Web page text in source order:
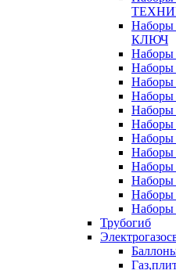
КЛЮЧ
Наборы
Наборы
Наборы
Наборы
Наборы
Наборы
Наборы
Наборы
Наборы
Наборы
Наборы
Наборы
Трубогиб